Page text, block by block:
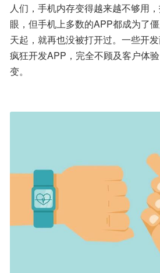
人们，手机内存变得越来越不够用
眼，但手机上多数的APP都成为了
天起，就再也没被打开过。一些开
疯狂开发APP，完全不顾及客户体
变。